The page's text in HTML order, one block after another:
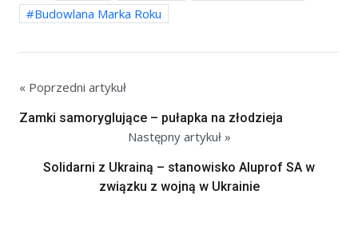
Budowlana Marka Roku
« Poprzedni artykuł
Zamki samoryglujące – pułapka na złodzieja
Następny artykuł »
Solidarni z Ukrainą – stanowisko Aluprof SA w
związku z wojną w Ukrainie